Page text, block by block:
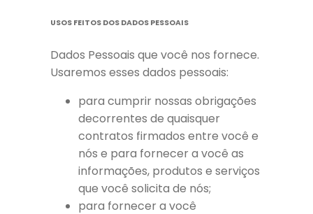
USOS FEITOS DOS DADOS PESSOAIS
Dados Pessoais que você nos fornece.
Usaremos esses dados pessoais:
para cumprir nossas obrigações
decorrentes de quaisquer
contratos firmados entre você e
nós e para fornecer a você as
informações, produtos e serviços
que você solicita de nós;
para fornecer a você